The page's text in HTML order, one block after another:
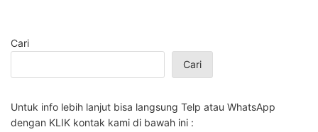
Cari
Cari
Untuk info lebih lanjut bisa langsung Telp atau WhatsApp
dengan KLIK kontak kami di bawah ini :